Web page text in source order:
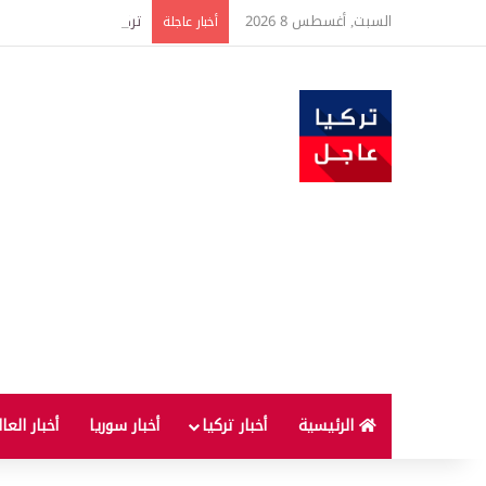
السبت, أغسطس 8 2026 أخبار عاجلة تركيا توسع استثمارات الطاقة في 3 قارات
الرئيسية أخبار تركيا أخبار سوريا أخبار